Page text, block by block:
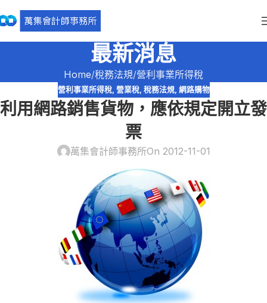
最新消息
Home 稅務法規 營利事業所得稅
營利事業所得稅, 營業稅, 稅務法規, 網路購物
利用網路銷售貨物，應依規定開立發
票
萬集會計師事務所On 2012-11-01